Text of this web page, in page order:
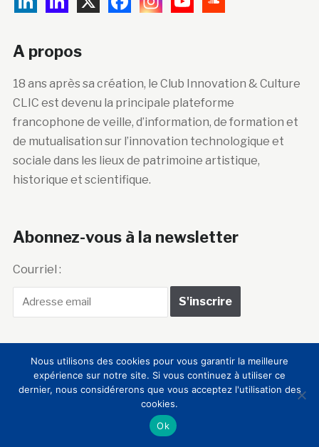
A propos
18 ans après sa création, le Club Innovation & Culture
CLIC est devenu la principale plateforme
francophone de veille, d’information, de formation et
de mutualisation sur l’innovation technologique et
sociale dans les lieux de patrimoine artistique,
historique et scientifique.
Abonnez-vous à la newsletter
Courriel :
Club Innovation &
Culture CLIC France
Nous utilisons des cookies pour vous garantir la meilleure
expérience sur notre site. Si vous continuez à utiliser ce
dernier, nous considérerons que vous acceptez l'utilisation des
cookies.
Ok